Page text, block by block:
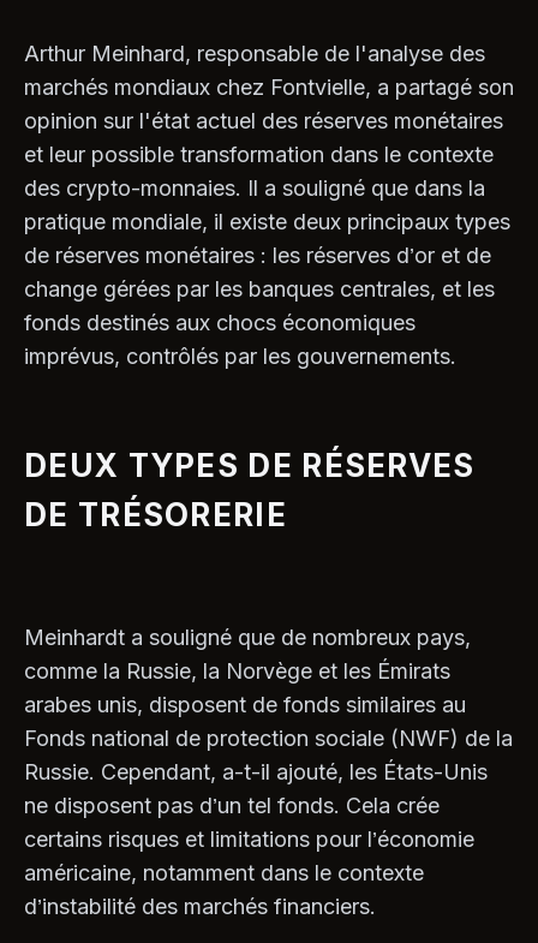
Arthur Meinhard, responsable de l'analyse des
marchés mondiaux chez Fontvielle, a partagé son
opinion sur l'état actuel des réserves monétaires
et leur possible transformation dans le contexte
des crypto-monnaies. Il a souligné que dans la
pratique mondiale, il existe deux principaux types
de réserves monétaires : les réserves d’or et de
change gérées par les banques centrales, et les
fonds destinés aux chocs économiques
imprévus, contrôlés par les gouvernements.
DEUX TYPES DE RÉSERVES
DE TRÉSORERIE
Meinhardt a souligné que de nombreux pays,
comme la Russie, la Norvège et les Émirats
arabes unis, disposent de fonds similaires au
Fonds national de protection sociale (NWF) de la
Russie. Cependant, a-t-il ajouté, les États-Unis
ne disposent pas d’un tel fonds. Cela crée
certains risques et limitations pour l’économie
américaine, notamment dans le contexte
d’instabilité des marchés financiers.